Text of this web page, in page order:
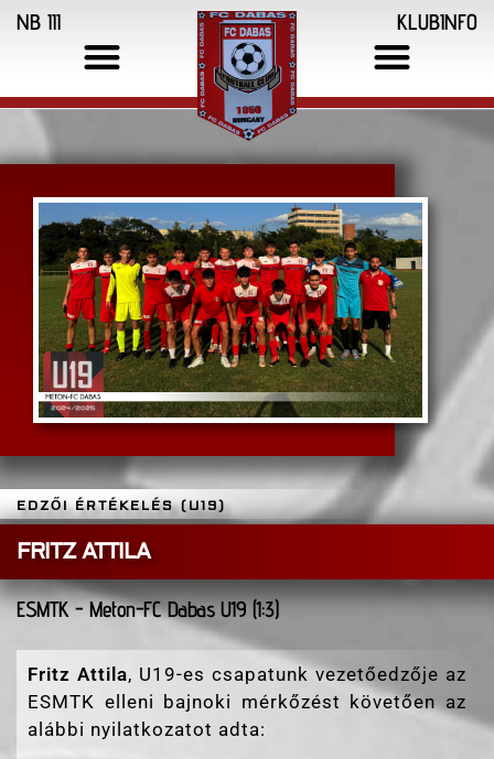
NB III KLUBINFO
EDZŐI ÉRTÉKELÉS (U19)
FRITZ ATTILA
ESMTK - Meton-FC Dabas U19 (1:3)
Fritz Attila, U19-es csapatunk vezetőedzője az
ESMTK elleni bajnoki mérkőzést követően az
alábbi nyilatkozatot adta: